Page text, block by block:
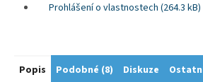
Prohlášení o vlastnostech (264.3 kB)
Popis Podobné (8) Diskuze